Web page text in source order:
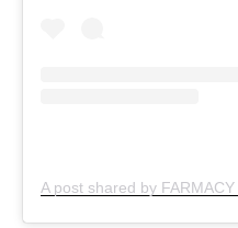
A post shared by